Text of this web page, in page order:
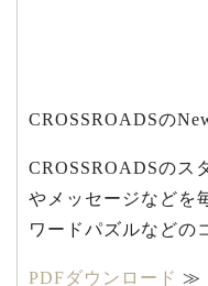
CROSSROADSの
CROSSROADSのス
やメッセージなどを
ワードパズルなどの
PDFダウンロード ≫